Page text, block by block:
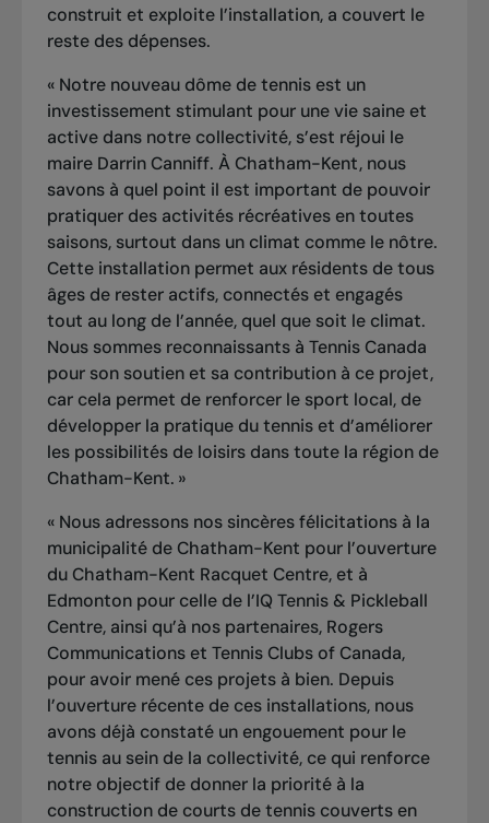
construit et exploite l’installation, a couvert le
reste des dépenses.
« Notre nouveau dôme de tennis est un
investissement stimulant pour une vie saine et
active dans notre collectivité, s’est réjoui le
maire Darrin Canniff. À Chatham-Kent, nous
savons à quel point il est important de pouvoir
pratiquer des activités récréatives en toutes
saisons, surtout dans un climat comme le nôtre.
Cette installation permet aux résidents de tous
âges de rester actifs, connectés et engagés
tout au long de l’année, quel que soit le climat.
Nous sommes reconnaissants à Tennis Canada
pour son soutien et sa contribution à ce projet,
car cela permet de renforcer le sport local, de
développer la pratique du tennis et d’améliorer
les possibilités de loisirs dans toute la région de
Chatham-Kent. »
« Nous adressons nos sincères félicitations à la
municipalité de Chatham-Kent pour l’ouverture
du Chatham-Kent Racquet Centre, et à
Edmonton pour celle de l’IQ Tennis & Pickleball
Centre, ainsi qu’à nos partenaires, Rogers
Communications et Tennis Clubs of Canada,
pour avoir mené ces projets à bien. Depuis
l’ouverture récente de ces installations, nous
avons déjà constaté un engouement pour le
tennis au sein de la collectivité, ce qui renforce
notre objectif de donner la priorité à la
construction de courts de tennis couverts en